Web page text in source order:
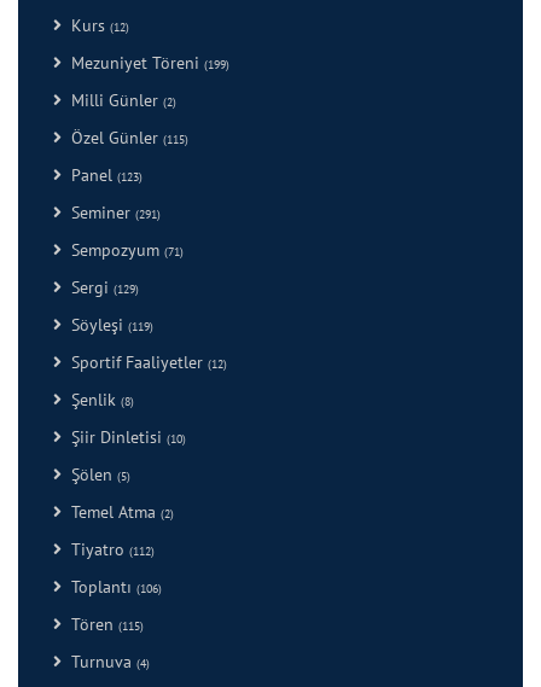
Kurs (12)
Mezuniyet Töreni (199)
Milli Günler (2)
Özel Günler (115)
Panel (123)
Seminer (291)
Sempozyum (71)
Sergi (129)
Söyleşi (119)
Sportif Faaliyetler (12)
Şenlik (8)
Şiir Dinletisi (10)
Şölen (5)
Temel Atma (2)
Tiyatro (112)
Toplantı (106)
Tören (115)
Turnuva (4)